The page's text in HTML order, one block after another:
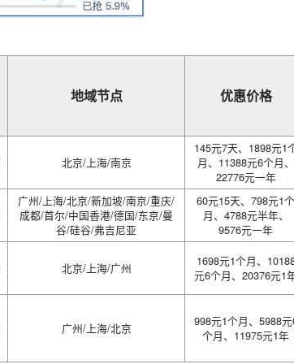
地域节点 优惠价格
北京/上海/南京
145元7天、1898元1
月、11388元6个月、
22776元一年
广州/上海/北京/新加坡/南京/重庆/
成都/首尔/中国香港/德国/东京/曼
谷/硅谷/弗吉尼亚
60元15天、798元1个
月、4788元半年、
9576元一年
北京/上海/广州
1698元1个月、
元6个月、20376元1
广州/上海/北京
998元1个月、5988
个月、11975元1年